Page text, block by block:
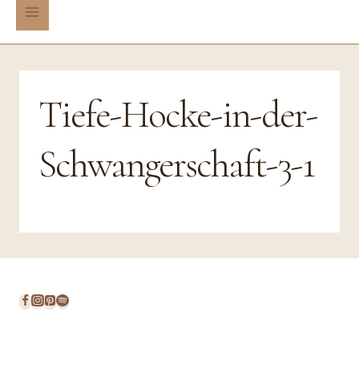
Tiefe-Hocke-in-der-
Schwangerschaft-3-1